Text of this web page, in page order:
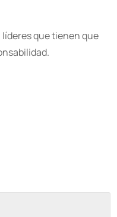
líderes que tienen que